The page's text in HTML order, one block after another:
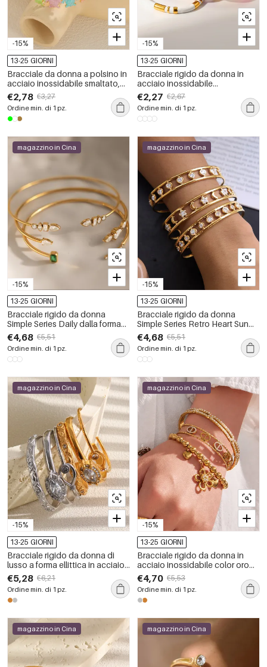
-15%
13-25 GIORNI
Bracciale da donna a polsino in
acciaio inossidabile smaltato,
impermeabile, colore oro, stile
vacanziero oceanico
€2,78 €3,27
Ordine min. di 1 pz.
-15%
13-25 GIORNI
Bracciale rigido da donna in
acciaio inossidabile
impermeabile color oro
€2,27 €2,67
Ordine min. di 1 pz.
-15%
magazzino in Cina
13-25 GIORNI
Bracciale rigido da donna
Simple Series Daily dalla forma
irregolare, in acciaio
inossidabile, impermeabile,
color oro, con zirconi.
€4,68 €5,51
Ordine min. di 1 pz.
-15%
magazzino in Cina
13-25 GIORNI
Bracciale rigido da donna
Simple Series Retro Heart Sun
Moon in acciaio inossidabile
color oro impermeabile con
zirconi
€4,68 €5,51
Ordine min. di 1 pz.
-15%
magazzino in Cina
13-25 GIORNI
Bracciale rigido da donna di
lusso a forma ellittica in acciaio
inossidabile color oro
impermeabile con zirconi.
€5,28 €6,21
Ordine min. di 1 pz.
-15%
magazzino in Cina
13-25 GIORNI
Bracciale rigido da donna in
acciaio inossidabile color oro
con zirconi, a forma geometrica
floreale, impermeabile.
€4,70 €5,53
Ordine min. di 1 pz.
magazzino in Cina magazzino in Cina